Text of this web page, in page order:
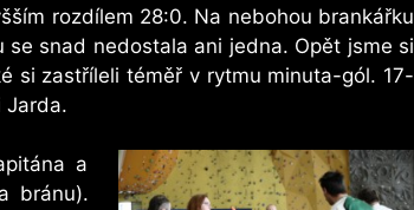
rozdílem 28:0. Na nebohou brankářku
snad nedostala ani jedna. Opět jsme si
si zastříleli téměř v rytmu minuta-gól. 17-
Jarda.
a
bránu).